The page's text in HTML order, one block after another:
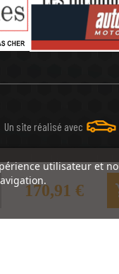
170,91 €
utilisateur et
Un site réalisé avec